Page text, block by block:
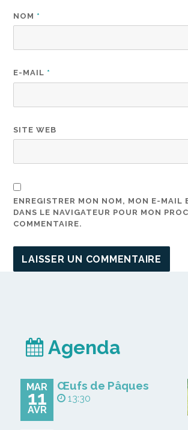
NOM *
E-MAIL *
SITE WEB
ENREGISTRER MON NOM, MON E-MAIL
DANS LE NAVIGATEUR POUR MON
COMMENTAIRE.
Agenda
MAR
11
AVR
Œufs de Pâques
13:30